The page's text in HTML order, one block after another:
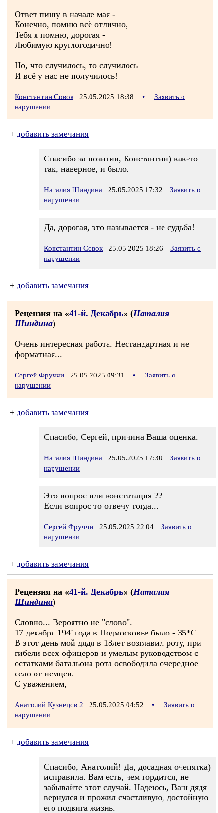
Ответ пишу в начале мая -
Конечно, помню всё отлично,
Тебя я помню, дорогая -
Любимую круглогодично!
Но, что случилось, то случилось
И всё у нас не получилось!
Константин Совок 25.05.2025 18:38 •
Заявить о
нарушении
+ добавить замечания
Спасибо за позитив, Константин) как-то
так, наверное, и было.
Наталия Шиндина 25.05.2025 17:32
Заявить о
нарушении
Да, дорогая, это называется - не судьба!
Константин Совок 25.05.2025 18:26
Заявить о
нарушении
+ добавить замечания
Рецензия на «41-й. Декабрь» (Наталия
Шиндина)
Очень интересная работа. Нестандартная и не
форматная...
Сергей Фруччи 25.05.2025 09:31 •
Заявить о
нарушении
+ добавить замечания
Спасибо, Сергей, причина Ваша оценка.
Наталия Шиндина 25.05.2025 17:30
Заявить о
нарушении
Это вопрос или констатация ??
Если вопрос то отвечу тогда...
Сергей Фруччи 25.05.2025 22:04
Заявить о
нарушении
+ добавить замечания
Рецензия на «41-й. Декабрь» (Наталия
Шиндина)
Словно... Вероятно не "слово".
17 декабря 1941года в Подмосковье было - 35*С.
В этот день мой дядя в 18лет возглавил роту, при
гибели всех офицеров и умелым руководством с
остатками батальона рота освободила очередное
село от немцев.
С уважением,
Анатолий Кузнецов 2 25.05.2025 04:52 •
Заявить о
нарушении
+ добавить замечания
Спасибо, Анатолий! Да, досадная очепятка)
исправила. Вам есть, чем гордится, не
забывайте этот случай. Надеюсь, Ваш дядя
вернулся и прожил счастливую, достойную
его подвига жизнь.